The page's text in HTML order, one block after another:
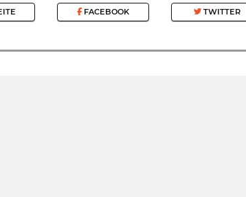
FACEBOOK TWITTER